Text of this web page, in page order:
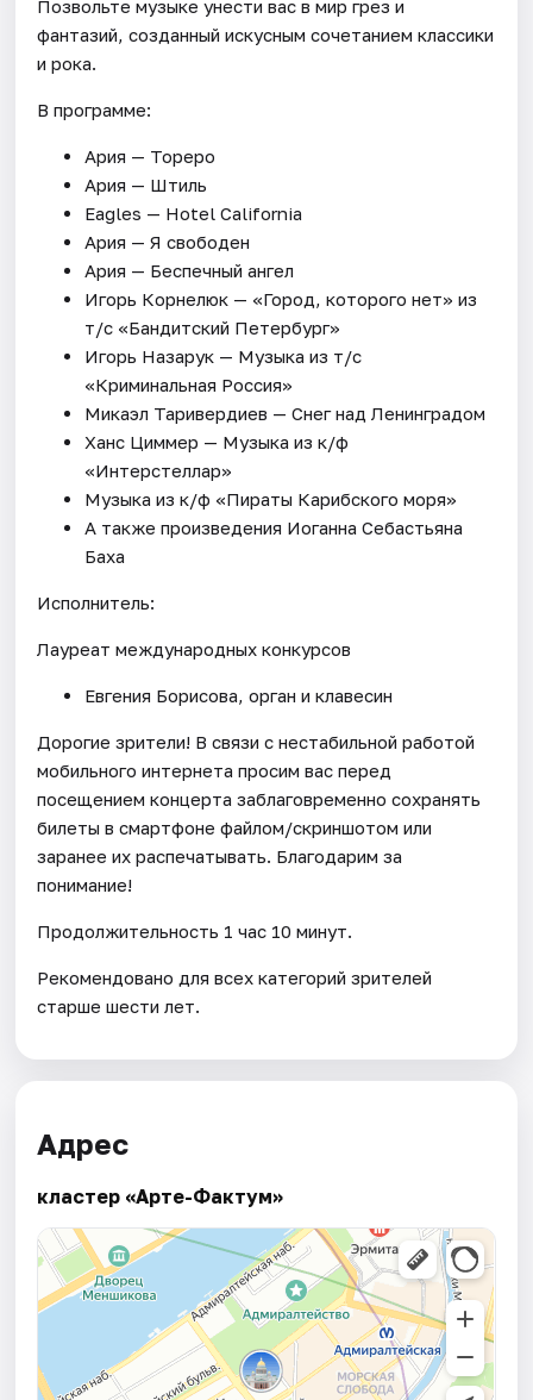
Позвольте музыке унести вас в мир грез и
фантазий, созданный искусным сочетанием классики
и рока.
В программе:
Ария — Тореро
Ария — Штиль
Eagles — Hotel California
Ария — Я свободен
Ария — Беспечный ангел
Игорь Корнелюк — «Город, которого нет» из
т/с «Бандитский Петербург»
Игорь Назарук — Музыка из т/с
«Криминальная Россия»
Микаэл Таривердиев — Снег над Ленинградом
Ханс Циммер — Музыка из к/ф
«Интерстеллар»
Музыка из к/ф «Пираты Карибского моря»
А также произведения Иоганна Себастьяна
Баха
Исполнитель:
Лауреат международных конкурсов
Евгения Борисова, орган и клавесин
Дорогие зрители! В связи с нестабильной работой
мобильного интернета просим вас перед
посещением концерта заблаговременно сохранять
билеты в смартфоне файлом/скриншотом или
заранее их распечатывать. Благодарим за
понимание!
Продолжительность 1 час 10 минут.
Рекомендовано для всех категорий зрителей
старше шести лет.
Адрес
кластер «Арте-Фактум»